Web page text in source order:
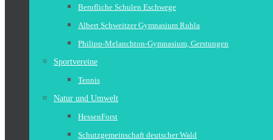
Berufliche Schulen Eschwege
Albert Schweitzer Gymnasium Ruhla
Philipp-Melanchton-Gymnasium, Gerstungen
Sportvereine
Tennis
Natur und Umwelt
HessenForst
Schutzgemeinschaft deutscher Wald